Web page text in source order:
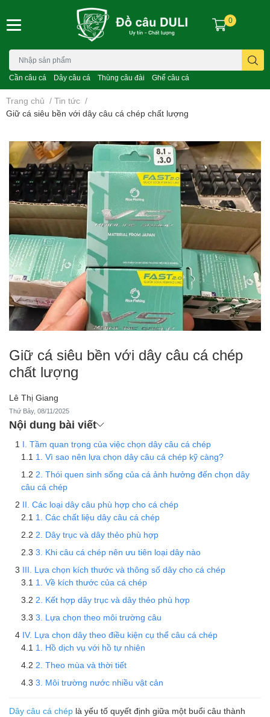
Cần câu cá Dây câu cá Thùng câu đài Ghế câu cá
0
Trang chủ / Tin tức /
Giữ cá siêu bền với dây câu cá chép chất lượng
Giữ cá siêu bền với dây câu cá chép
chất lượng
Lê Thị Giang
Thứ Bảy, 08/11/2025
Nội dung bài viết
I. Tầm quan trọng của việc chọn dây câu cá chép
1. Vì sao nên lựa chọn dây câu cá chép kỹ càng?
2. Thói quen sinh sống của cá ảnh hưởng đến chọn dây
câu cá chép
II. Các loại dây câu phù hợp cho cá chép
1. Các chất liệu dây câu cá chép
2. Dây trục và dây thẻo phù hợp
3. Khi câu cá chép nên ưu tiên loại dây nào
III. Lựa chọn kích thước và thông số dây cho cá chép
1. Về kích thước của cá chép
2. Kết hợp dây trục và dây thẻo phù hợp
3. Lựa chọn theo môi trường câu
IV. Lựa chọn dây theo điều kiện cụ thể câu cá chép
1. Hồ dịch vụ với hồ tự nhiên
2. Theo mùa và thời tiết
3. Môi trường nước nhiều vật cản
Dây câu cá chép là yếu tố quyết định giữa một buổi câu thành